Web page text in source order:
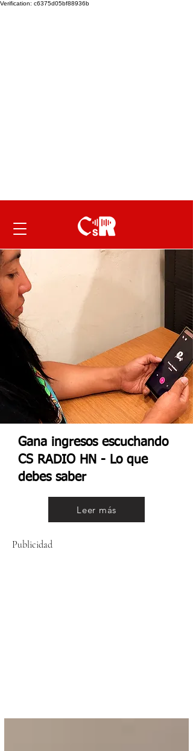
Verification: c6375d05bf88936b
Gana ingresos escuchando
CS RADIO HN - Lo que
debes saber
Leer más
Publicidad